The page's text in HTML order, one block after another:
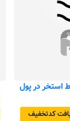
استخر در پول
کد‌تخفیف